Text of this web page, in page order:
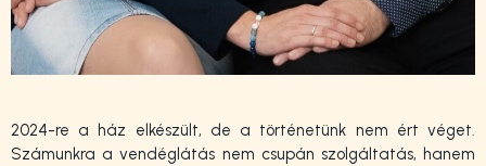
2024-re a ház elkészült, de a történetünk nem ért véget.
Számunkra a vendéglátás nem csupán szolgáltatás, hanem